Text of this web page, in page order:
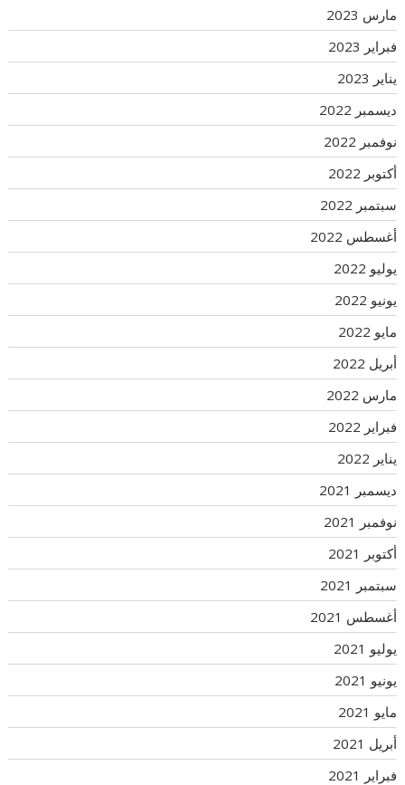
مارس 2023
فبراير 2023
يناير 2023
ديسمبر 2022
نوفمبر 2022
أكتوبر 2022
سبتمبر 2022
أغسطس 2022
يوليو 2022
يونيو 2022
مايو 2022
أبريل 2022
مارس 2022
فبراير 2022
يناير 2022
ديسمبر 2021
نوفمبر 2021
أكتوبر 2021
سبتمبر 2021
أغسطس 2021
يوليو 2021
يونيو 2021
مايو 2021
أبريل 2021
فبراير 2021